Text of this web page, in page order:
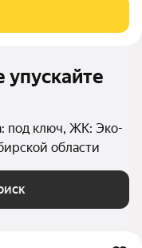
пл. Калинина. Это
упускайте
под ключ, ЖК: Эко-
области